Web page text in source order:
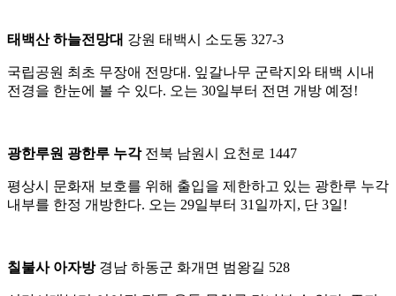
태백산 하늘전망대 강원 태백시 소도동 327-3
국립공원 최초 무장애 전망대. 잎갈나무 군락지와 태백 시내
전경을 한눈에 볼 수 있다. 오는 30일부터 전면 개방 예정!
광한루원 광한루 누각전북 남원시 요천로 1447
평상시 문화재 보호를 위해 출입을 제한하고 있는 광한루 누각
내부를 한정 개방한다. 오는 29일부터 31일까지, 단 3일!
칠불사 아자방경남 하동군 화개면 범왕길 528